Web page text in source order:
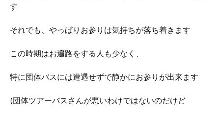
す
それでも、やっぱりお参りは気持ちが落ち着きます
この時期はお遍路をする人も少なく、
特に団体バスには遭遇せずで静かにお参りが出来ます
(団体ツアーバスさんが悪いわけではないのだけど